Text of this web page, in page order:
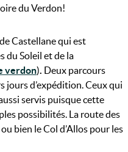
du Verdon!
Castellane qui est
du Soleil et de la
verdon). Deux parcours
jours d’expédition. Ceux qui
servis puisque cette
possibilités. La route des
bien le Col d’Allos pour les